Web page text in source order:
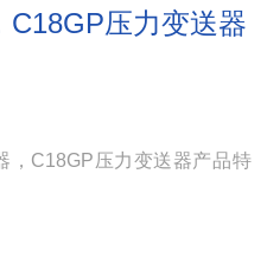
C18GP压力变送器
，C18GP压力变送器产品特